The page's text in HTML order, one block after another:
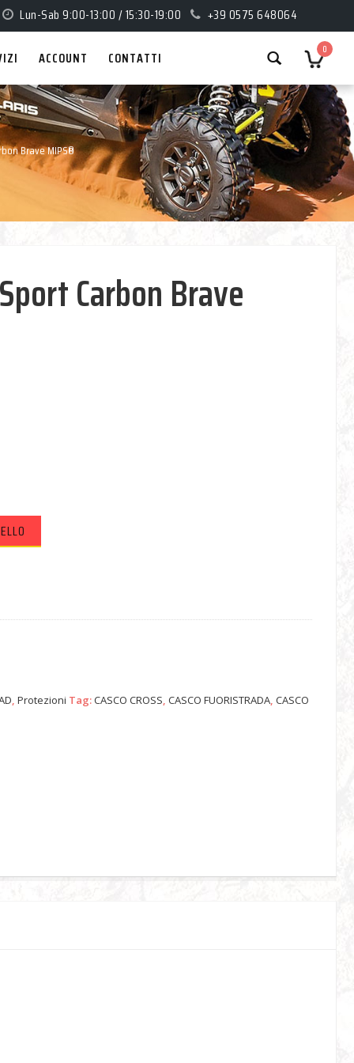
Lun-Sab 9:00-13:00 / 15:30-19:00 +39 0575 648064
0
ACCOUNT CONTATTI
Brave MIPS®
Carbon Brave
,Protezioni Tag:CASCO CROSS,CASCO FUORISTRADA,CASCO